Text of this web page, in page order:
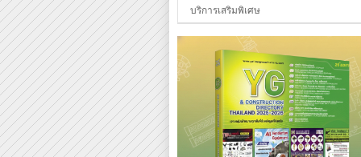
บริการเสริมพิเศษ